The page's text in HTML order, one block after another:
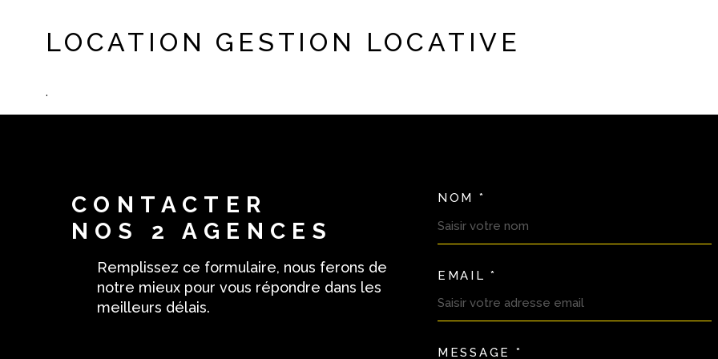
LOCATION GESTION LOCATIVE
.
CONTACTER
NOS 2 AGENCES
Remplissez ce formulaire, nous ferons de
notre mieux pour vous répondre dans les
meilleurs délais.
NOM *
EMAIL *
MESSAGE *